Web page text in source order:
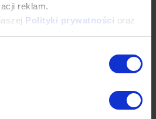
reklam.
Polityki prywatności oraz
danych.
AISI 304
produktu do koszyka. W
wymagań dotyczących produktu